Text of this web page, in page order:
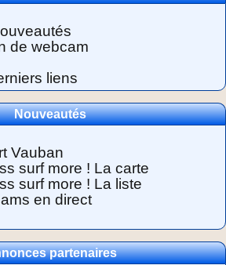
de webcam
liens
Nouveautés
Vauban
surf more ! La carte
surf more ! La liste
en direct
partenaires